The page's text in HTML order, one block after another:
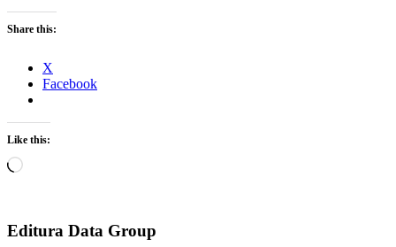
Share this:
X
Facebook
Like this:
Loading…
Editura Data Group